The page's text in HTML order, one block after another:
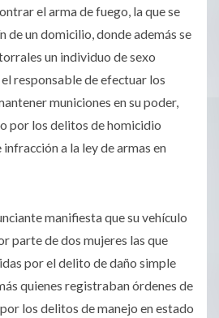
el arma de fuego, la que se
de un domicilio, donde además se
un individuo de sexo
responsable de efectuar los
municiones en su poder,
por los delitos de homicidio
a la ley de armas en
manifiesta que su vehículo
parte de dos mujeres las que
por el delito de daño simple
quienes registraban órdenes de
los delitos de manejo en estado